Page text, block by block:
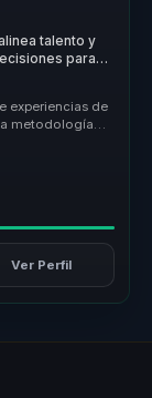
talento y
para
experiencias de
metodología
Ver Perfil